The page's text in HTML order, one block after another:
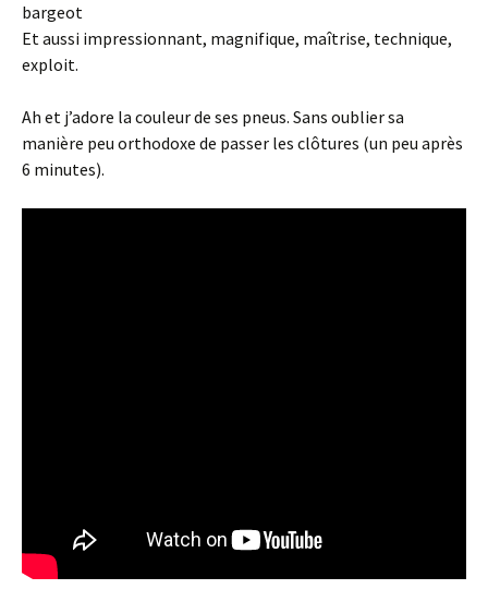
bargeot
Et aussi impressionnant, magnifique, maîtrise, technique,
exploit.
Ah et j’adore la couleur de ses pneus. Sans oublier sa
manière peu orthodoxe de passer les clôtures (un peu après
6 minutes).